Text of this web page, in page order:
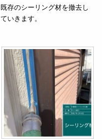
既存のシーリング材を撤去し
ていきます。